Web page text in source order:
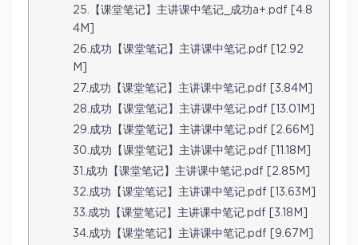
25.【课堂笔记】主讲课中笔记_成功a+.pdf [4.8
4M]
26.成功【课堂笔记】主讲课中笔记.pdf [12.92
M]
27.成功【课堂笔记】主讲课中笔记.pdf [3.84M]
28.成功【课堂笔记】主讲课中笔记.pdf [13.01M]
29.成功【课堂笔记】主讲课中笔记.pdf [2.66M]
30.成功【课堂笔记】主讲课中笔记.pdf [11.18M]
31.成功【课堂笔记】主讲课中笔记.pdf [2.85M]
32.成功【课堂笔记】主讲课中笔记.pdf [13.63M]
33.成功【课堂笔记】主讲课中笔记.pdf [3.18M]
34.成功【课堂笔记】主讲课中笔记.pdf [9.67M]